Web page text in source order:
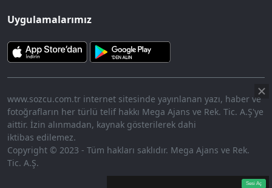
Aç
14.74%
Sesi Aç
Uygulamalarımız
www.sozcu.com.tr internet sitesinde yayınlanan yazı, haber ve
fotoğrafların her türlü telif hakkı Mega Ajans ve Rek. Tic. A.Ş'ye
aittir. İzin alınmadan, kaynak gösterilerek dahi
iktibas edilemez.
Copyright © 2023 - Tüm hakları saklıdır. Mega Ajans ve Rek.
Tic. A.Ş.